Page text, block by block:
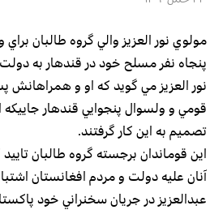
مولوي نور العزيز والي گروه طالبان
پنجاه نفر مسلح خود در قندهار به
نور العزيز مي گويد كه او و همراهانش
قومي و ولسوال پنجوايي قندهار جاييكه
تصميم به اين كار گرفتند.
اين قوماندان برجسته گروه طالبان
آنان عليه دولت و مردم افغانستان
عبدالعزيز در جريان سخنراني خود